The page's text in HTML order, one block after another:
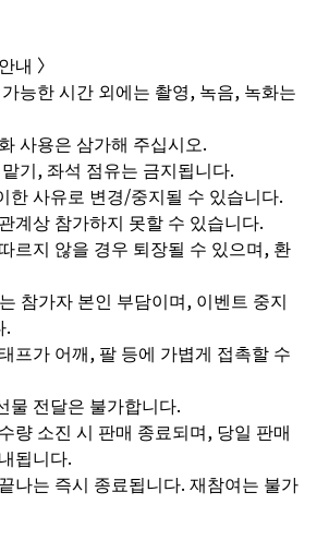
내 〉
능한 시간 외에는 촬영, 녹음, 녹화는
사용은 삼가해 주십시오.
기, 좌석 점유는 금지됩니다.
사유로 변경/중지될 수 있습니다.
계상 참가하지 못할 수 있습니다.
르지 않을 경우 퇴장될 수 있으며, 환
참가자 본인 부담이며, 이벤트 중지
.
프가 어깨, 팔 등에 가볍게 접촉할 수
전달은 불가합니다.
량 소진 시 판매 종료되며, 당일 판매
됩니다.
나는 즉시 종료됩니다. 재참여는 불가